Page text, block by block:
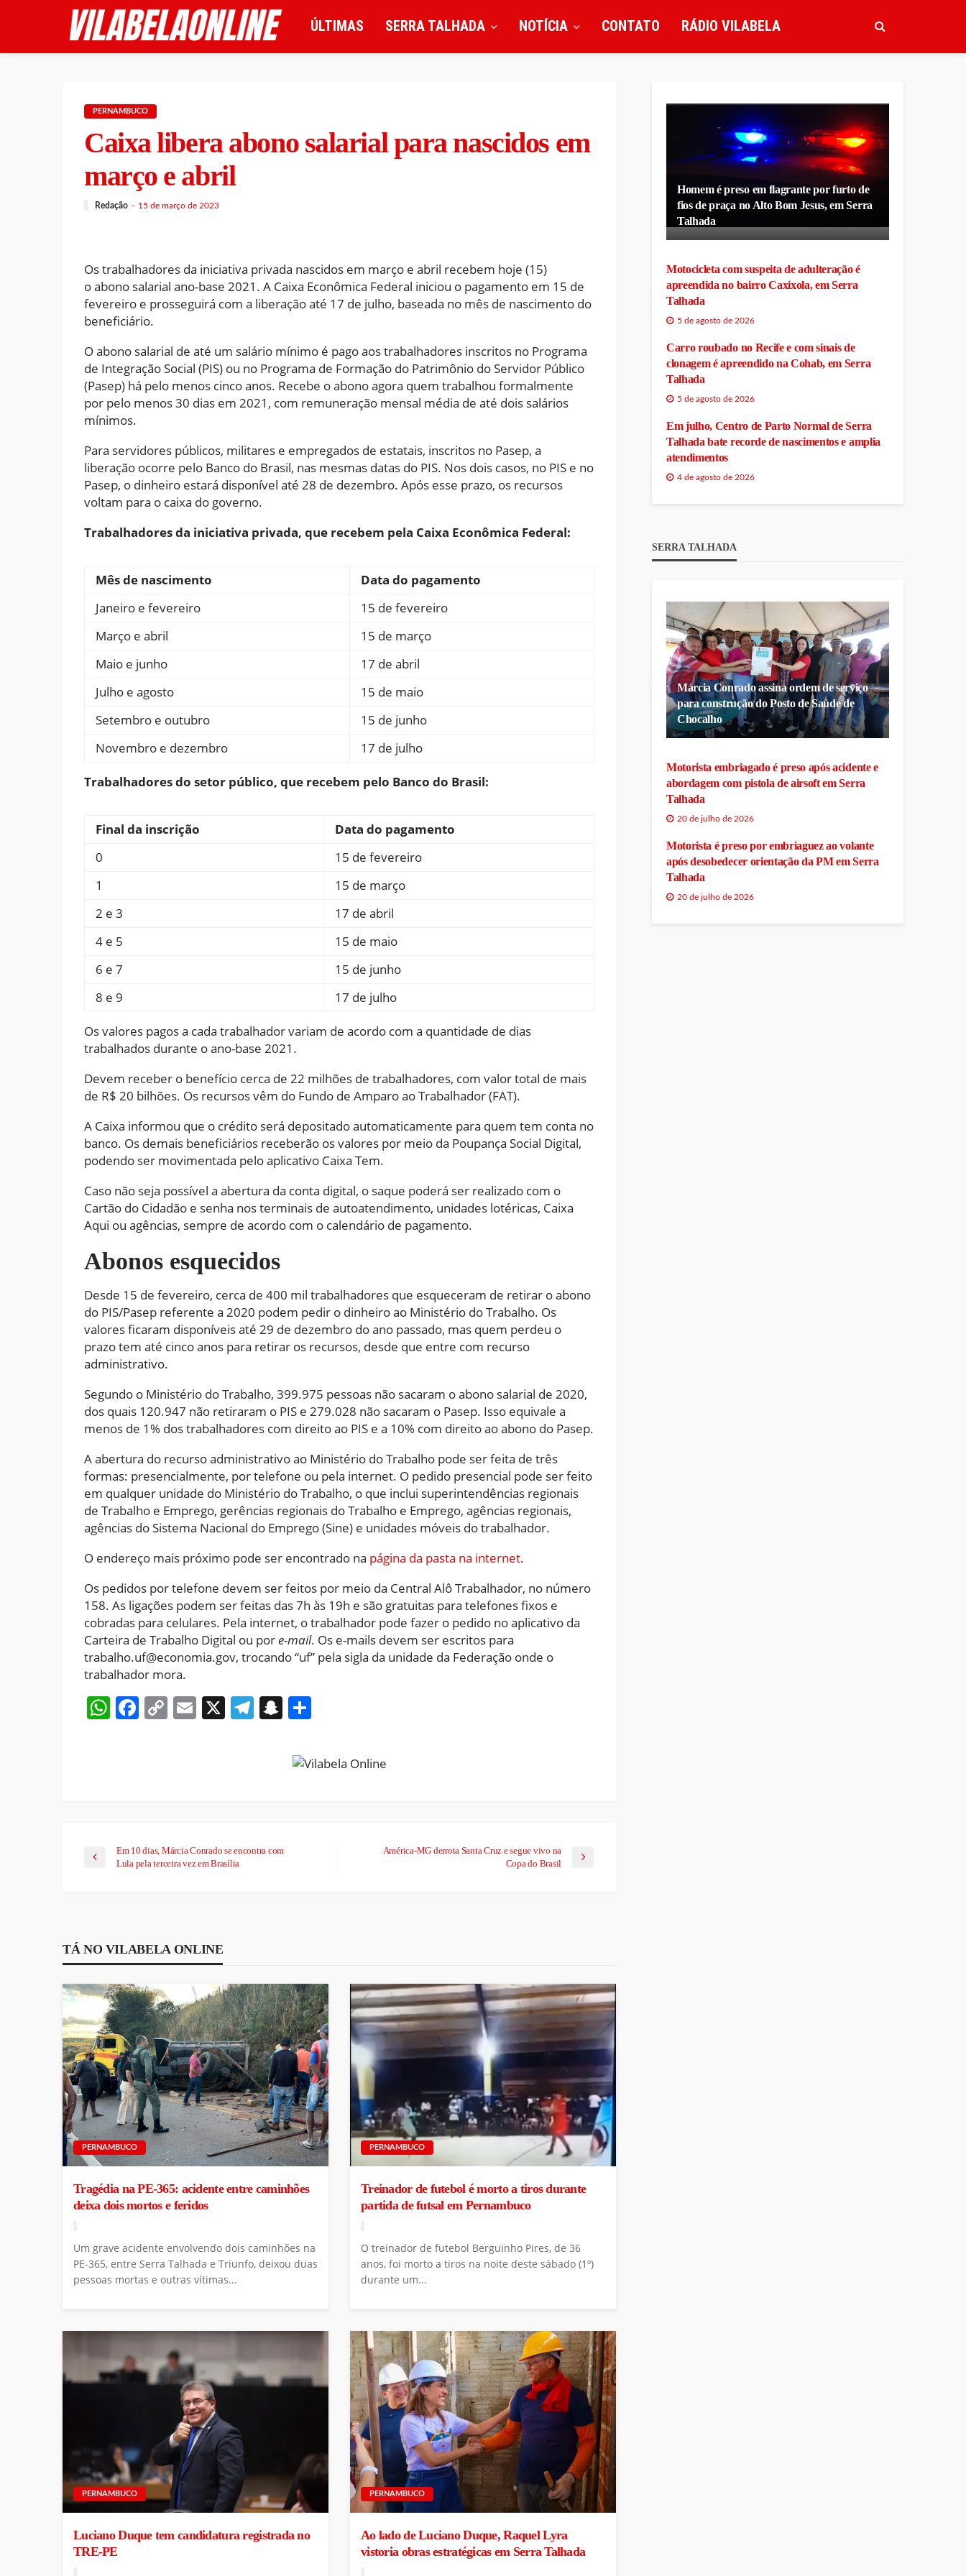
ÚLTIMAS SERRA TALHADA NOTÍCIA CONTATO RÁDIO VILABELA
PERNAMBUCO
Caixa libera abono salarial para nascidos em
março e abril
Redação 15 de março de 2023
Os trabalhadores da iniciativa privada nascidos em março e abril recebem hoje (15)
o abono salarial ano-base 2021. A Caixa Econômica Federal iniciou o pagamento em 15 de
fevereiro e prosseguirá com a liberação até 17 de julho, baseada no mês de nascimento do
beneficiário.
O abono salarial de até um salário mínimo é pago aos trabalhadores inscritos no Programa
de Integração Social (PIS) ou no Programa de Formação do Patrimônio do Servidor Público
(Pasep) há pelo menos cinco anos. Recebe o abono agora quem trabalhou formalmente
por pelo menos 30 dias em 2021, com remuneração mensal média de até dois salários
mínimos.
Para servidores públicos, militares e empregados de estatais, inscritos no Pasep, a
liberação ocorre pelo Banco do Brasil, nas mesmas datas do PIS. Nos dois casos, no PIS e no
Pasep, o dinheiro estará disponível até 28 de dezembro. Após esse prazo, os recursos
voltam para o caixa do governo.
Trabalhadores da iniciativa privada, que recebem pela Caixa Econômica Federal:
Mês de nascimento
Data do pagamento
Janeiro e fevereiro
15 de fevereiro
Março e abril
15 de março
Maio e junho
17 de abril
Julho e agosto
15 de maio
Setembro e outubro
15 de junho
Novembro e dezembro
17 de julho
Trabalhadores do setor público, que recebem pelo Banco do Brasil:
Final da inscrição
Data do pagamento
0
15 de fevereiro
1
15 de março
2 e 3
17 de abril
4 e 5
15 de maio
6 e 7
15 de junho
8 e 9
17 de julho
Os valores pagos a cada trabalhador variam de acordo com a quantidade de dias
trabalhados durante o ano-base 2021.
Devem receber o benefício cerca de 22 milhões de trabalhadores, com valor total de mais
de R$ 20 bilhões. Os recursos vêm do Fundo de Amparo ao Trabalhador (FAT).
A Caixa informou que o crédito será depositado automaticamente para quem tem conta no
banco. Os demais beneficiários receberão os valores por meio da Poupança Social Digital,
podendo ser movimentada pelo aplicativo Caixa Tem.
Caso não seja possível a abertura da conta digital, o saque poderá ser realizado com o
Cartão do Cidadão e senha nos terminais de autoatendimento, unidades lotéricas, Caixa
Aqui ou agências, sempre de acordo com o calendário de pagamento.
Abonos esquecidos
Desde 15 de fevereiro, cerca de 400 mil trabalhadores que esqueceram de retirar o abono
do PIS/Pasep referente a 2020 podem pedir o dinheiro ao Ministério do Trabalho. Os
valores ficaram disponíveis até 29 de dezembro do ano passado, mas quem perdeu o
prazo tem até cinco anos para retirar os recursos, desde que entre com recurso
administrativo.
Segundo o Ministério do Trabalho, 399.975 pessoas não sacaram o abono salarial de 2020,
dos quais 120.947 não retiraram o PIS e 279.028 não sacaram o Pasep. Isso equivale a
menos de 1% dos trabalhadores com direito ao PIS e a 10% com direito ao abono do Pasep.
A abertura do recurso administrativo ao Ministério do Trabalho pode ser feita de três
formas: presencialmente, por telefone ou pela internet. O pedido presencial pode ser feito
em qualquer unidade do Ministério do Trabalho, o que inclui superintendências regionais
de Trabalho e Emprego, gerências regionais do Trabalho e Emprego, agências regionais,
agências do Sistema Nacional do Emprego (Sine) e unidades móveis do trabalhador.
O endereço mais próximo pode ser encontrado na página da pasta na internet.
Os pedidos por telefone devem ser feitos por meio da Central Alô Trabalhador, no número
158. As ligações podem ser feitas das 7h às 19h e são gratuitas para telefones fixos e
cobradas para celulares. Pela internet, o trabalhador pode fazer o pedido no aplicativo da
Carteira de Trabalho Digital ou pore-mail. Os e-mails devem ser escritos para
trabalho.uf@economia.gov, trocando “uf” pela sigla da unidade da Federação onde o
trabalhador mora.
WhatsApp
Facebook
CopyEmail
X Telegram
Snapchat
Em 10 dias, Márcia Conrado se encontra com
Lula pela terceira vez em Brasília
América-MG derrota Santa Cruz e segue vivo na
Copa do Brasil
TÁ NO VILABELA ONLINE
PERNAMBUCO
Tragédia na PE-365: acidente entre caminhões
deixa dois mortos e feridos
Um grave acidente envolvendo dois caminhões na
PE-365, entre Serra Talhada e Triunfo, deixou duas
pessoas mortas e outras vítimas...
PERNAMBUCO
Treinador de futebol é morto a tiros durante
partida de futsal em Pernambuco
O treinador de futebol Berguinho Pires, de 36
anos, foi morto a tiros na noite deste sábado (1º)
durante um...
PERNAMBUCO
Luciano Duque tem candidatura registrada no
TRE-PE
PERNAMBUCO
Ao lado de Luciano Duque, Raquel Lyra
vistoria obras estratégicas em Serra Talhada
Homem é preso em flagrante por furto de
fios de praça no Alto Bom Jesus, em Serra
Talhada
Motocicleta com suspeita de adulteração é
apreendida no bairro Caxixola, em Serra
Talhada
5 de agosto de 2026
Carro roubado no Recife e com sinais de
clonagem é apreendido na Cohab, em Serra
Talhada
5 de agosto de 2026
Em julho, Centro de Parto Normal de Serra
Talhada bate recorde de nascimentos e amplia
atendimentos
4 de agosto de 2026
SERRA TALHADA
Márcia Conrado assina ordem de serviço
para construção do Posto de Saúde de
Chocalho
Motorista embriagado é preso após acidente e
abordagem com pistola de airsoft em Serra
Talhada
20 de julho de 2026
Motorista é preso por embriaguez ao volante
após desobedecer orientação da PM em Serra
Talhada
20 de julho de 2026